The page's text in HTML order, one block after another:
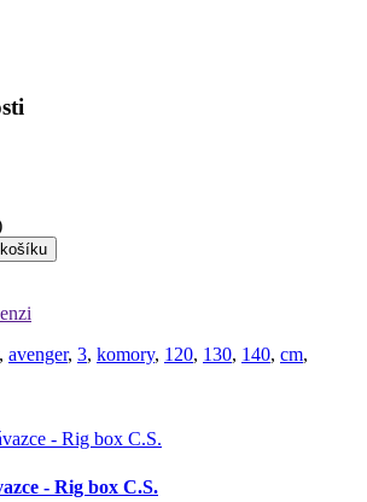
, avenger, 3, komory, 120, 130, 140, cm,
- Rig box C.S.